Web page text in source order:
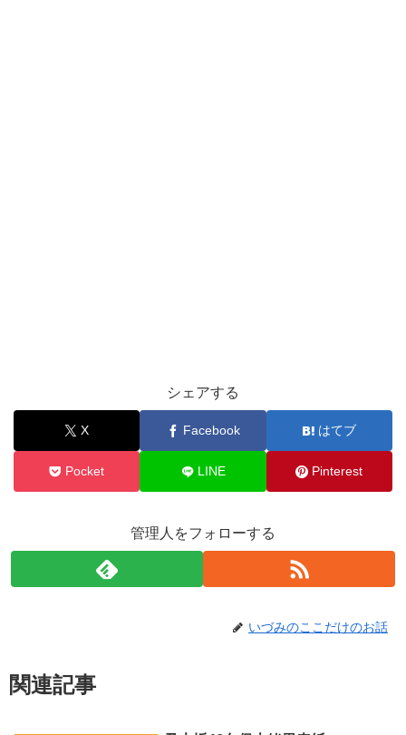
シェアする
X Facebook はてブ
Pocket LINE Pinterest
管理人をフォローする
いづみのここだけのお話
関連記事